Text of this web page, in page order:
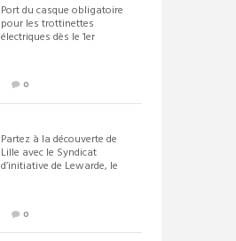
Port du casque obligatoire
pour les trottinettes
électriques dès le 1er
0
Partez à la découverte de
Lille avec le Syndicat
d’initiative de Lewarde, le
0